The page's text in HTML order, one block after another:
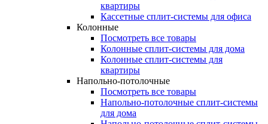
квартиры
Кассетные сплит-системы для офиса
Колонные
Посмотреть все товары
Колонные сплит-системы для дома
Колонные сплит-системы для
квартиры
Напольно-потолочные
Посмотреть все товары
Напольно-потолочные сплит-системы
для дома